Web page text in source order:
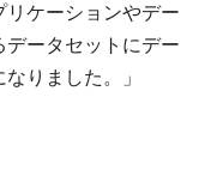
ケーションやデー
ータセットにデー
りました。」